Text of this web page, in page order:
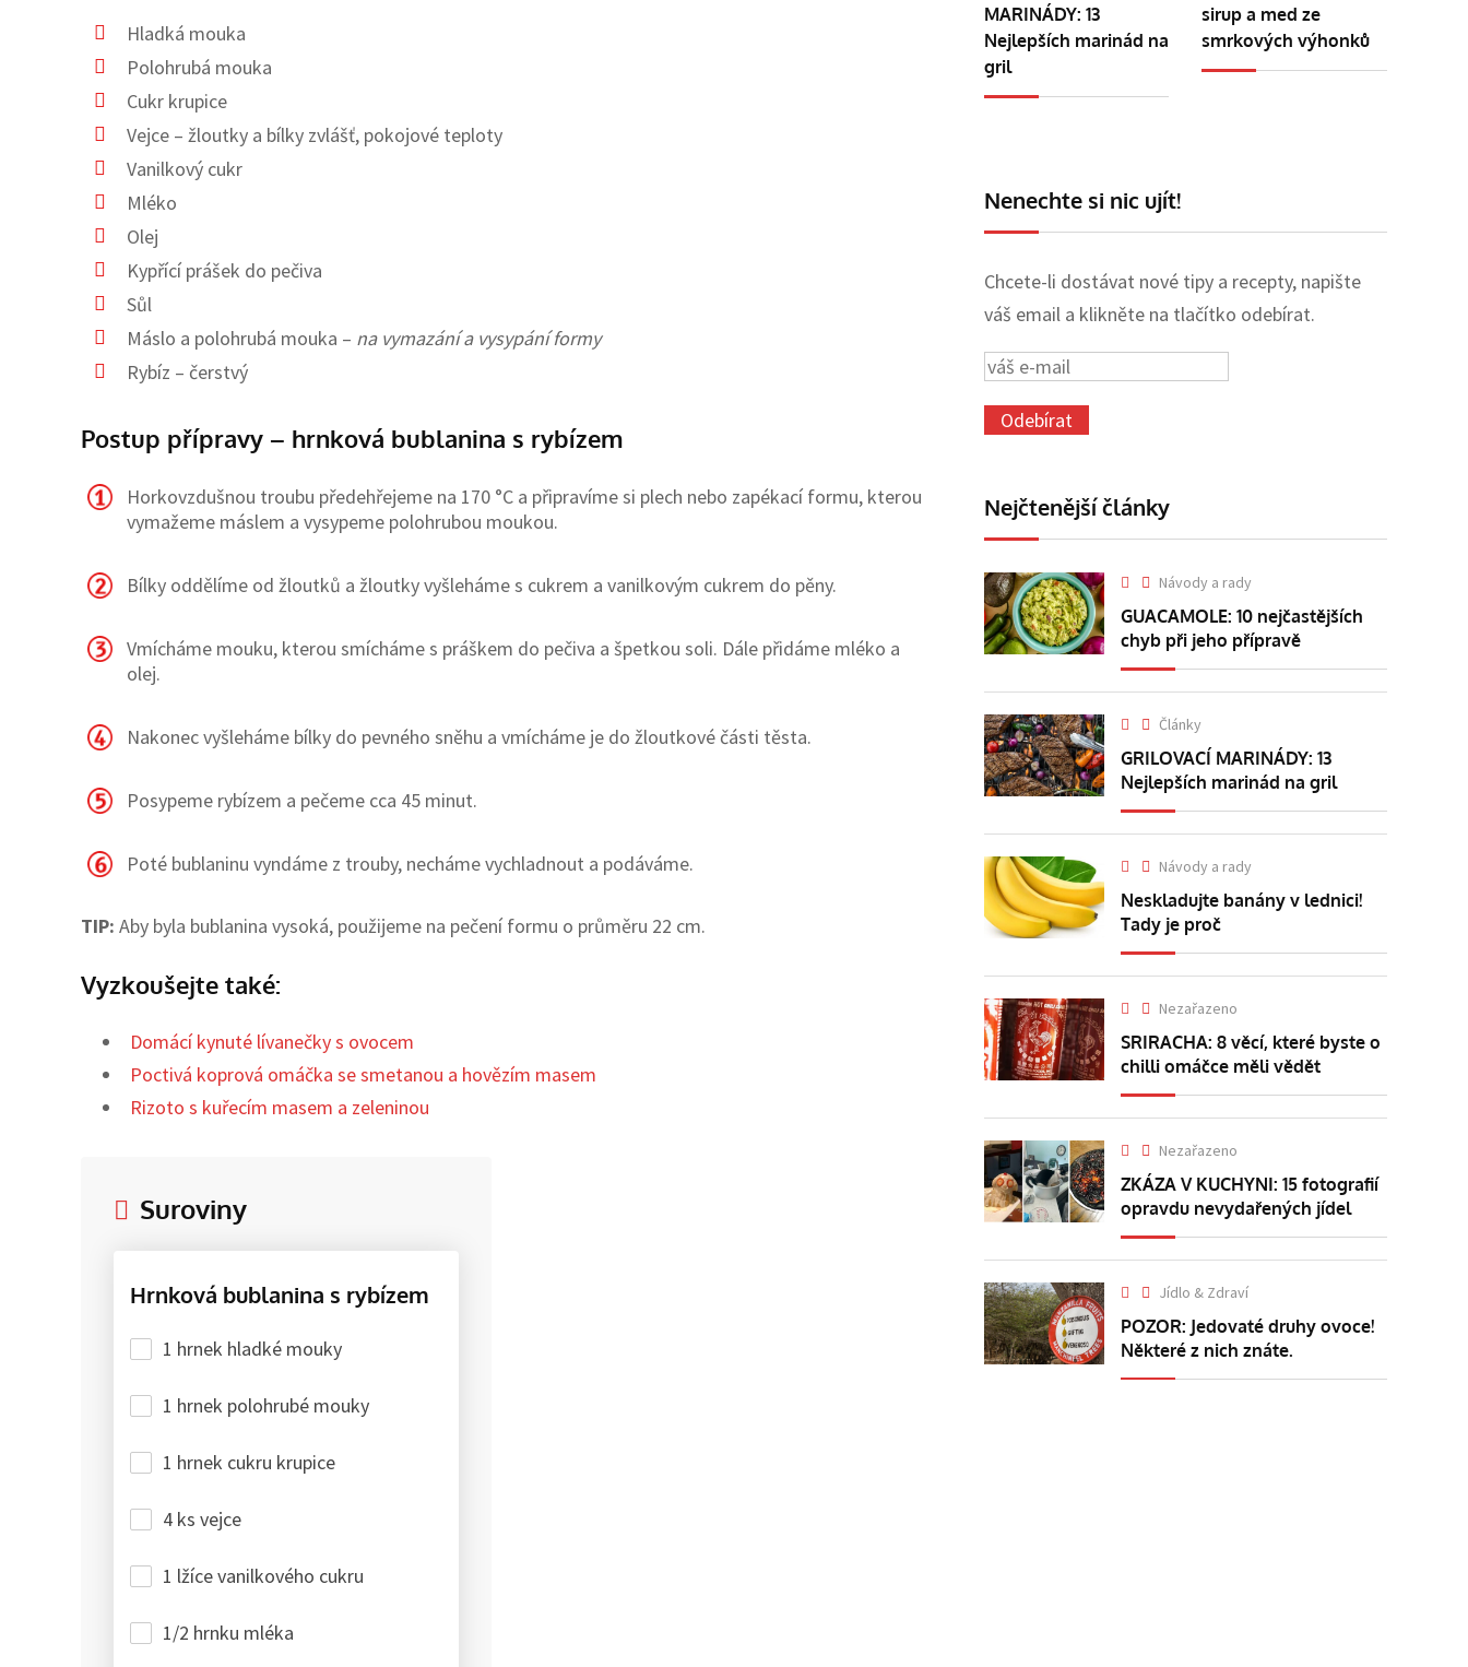
Hladká mouka
Polohrubá mouka
Cukr krupice
Vejce – žloutky a bílky zvlášť, pokojové teploty
Vanilkový cukr
Mléko
Olej
Kypřící prášek do pečiva
Sůl
Máslo a polohrubá mouka – na vymazání a vysypání formy
Rybíz – čerstvý
Postup přípravy – hrnková bublanina s rybízem
Horkovzdušnou troubu předehřejeme na 170 °C a připravíme si plech nebo zapékací formu, kterou
vymažeme máslem a vysypeme polohrubou moukou.
Bílky oddělíme od žloutků a žloutky vyšleháme s cukrem a vanilkovým cukrem do pěny.
Vmícháme mouku, kterou smícháme s práškem do pečiva a špetkou soli. Dále přidáme mléko a
olej.
Nakonec vyšleháme bílky do pevného sněhu a vmícháme je do žloutkové části těsta.
Posypeme rybízem a pečeme cca 45 minut.
Poté bublaninu vyndáme z trouby, necháme vychladnout a podáváme.
TIP: Aby byla bublanina vysoká, použijeme na pečení formu o průměru 22 cm.
Vyzkoušejte také:
Domácí kynuté lívanečky s ovocem
Poctivá koprová omáčka se smetanou a hovězím masem
Rizoto s kuřecím masem a zeleninou
Suroviny
Hrnková bublanina s rybízem
1 hrnek hladké mouky
1 hrnek polohrubé mouky
1 hrnek cukru krupice
4 ks vejce
1 lžíce vanilkového cukru
1/2 hrnku mléka
MARINÁDY: 13
Nejlepších marinád na
gril
sirup a med ze
smrkových výhonků
Nenechte si nic ujít!
Chcete-li dostávat nové tipy a recepty, napište
váš email a klikněte na tlačítko odebírat.
Nejčtenější články
Návody a rady
GUACAMOLE: 10 nejčastějších
chyb při jeho přípravě
Články
GRILOVACÍ MARINÁDY: 13
Nejlepších marinád na gril
Návody a rady
Neskladujte banány v lednici!
Tady je proč
Nezařazeno
SRIRACHA: 8 věcí, které byste o
chilli omáčce měli vědět
Nezařazeno
ZKÁZA V KUCHYNI: 15 fotografií
opravdu nevydařených jídel
Jídlo & Zdraví
POZOR: Jedovaté druhy ovoce!
Některé z nich znáte.